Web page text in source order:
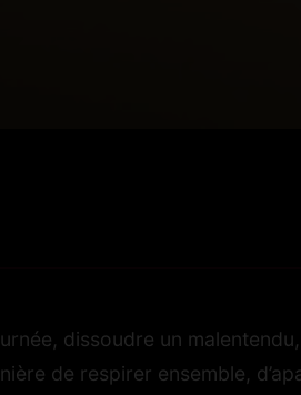
dissoudre un
de respirer ensemble,